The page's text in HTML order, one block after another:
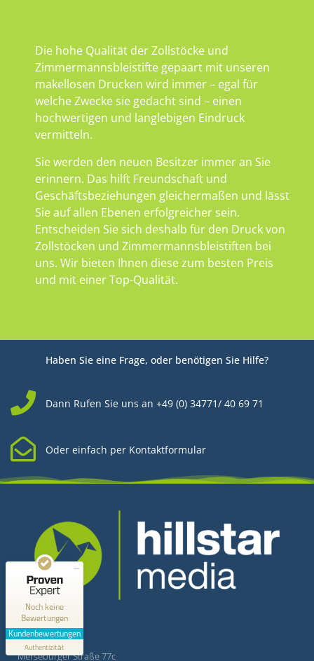
Die hohe Qualität der Zollstöcke und
Zimmermannsbleistifte gepaart mit unseren
makellosen Drucken wird immer – egal für
welche Zwecke sie gedacht sind – einen
hochwertigen und langlebigen Eindruck
vermitteln.
Sie werden den neuen Besitzer immer an Sie
erinnern. Das hilft Freundschaft und
Geschäftsbeziehungen gleichermaßen und lässt
Sie auf allen Ebenen erfolgreicher sein.
Entscheiden Sie sich deshalb für den Druck von
Zollstöcken und Zimmermannsbleistiften bei
uns. Wir bieten Ihnen diese zum besten Preis
und mit einer Top-Qualität.
Haben Sie eine Frage, oder benötigen Sie Hilfe?
Dann Rufen Sie uns an +49 (0) 34771/ 40 69 71
Oder einfach per Kontaktformular
Kontakt
Hillstar Media
Merseburger Straße 77c
Noch keine
Bewertungen
Kundenbewertungen
Authentizität
Kundenbewertungen und Erfahrungen zu
Hillstar Media
MANGELHAFT
0,00 / 5,00
Erfahren Sie mehr über dieses Bewertungssiegel
Profil ansehen